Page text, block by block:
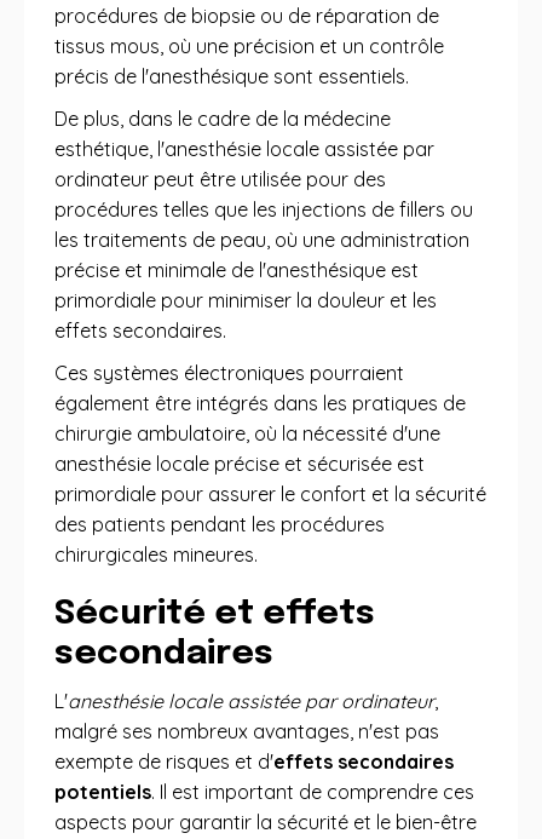
procédures de biopsie ou de réparation de
tissus mous, où une précision et un contrôle
précis de l'anesthésique sont essentiels.
De plus, dans le cadre de la médecine
esthétique, l'anesthésie locale assistée par
ordinateur peut être utilisée pour des
procédures telles que les injections de fillers ou
les traitements de peau, où une administration
précise et minimale de l'anesthésique est
primordiale pour minimiser la douleur et les
effets secondaires.
Ces systèmes électroniques pourraient
également être intégrés dans les pratiques de
chirurgie ambulatoire, où la nécessité d'une
anesthésie locale précise et sécurisée est
primordiale pour assurer le confort et la sécurité
des patients pendant les procédures
chirurgicales mineures.
Sécurité et effets
secondaires
L'anesthésie locale assistée par ordinateur,
malgré ses nombreux avantages, n'est pas
exempte de risques et d'effets secondaires
potentiels. Il est important de comprendre ces
aspects pour garantir la sécurité et le bien-être